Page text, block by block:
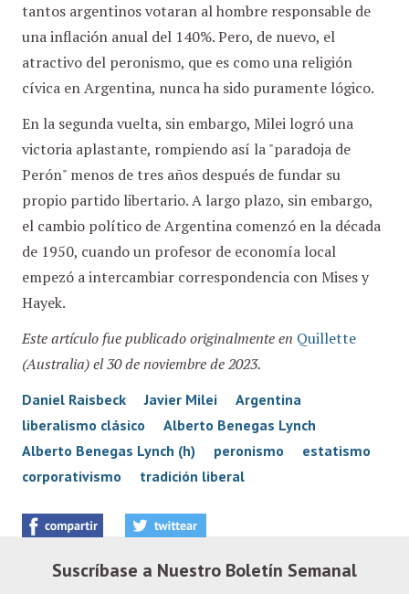
tantos argentinos votaran al hombre responsable de
una inflación anual del 140%. Pero, de nuevo, el
atractivo del peronismo, que es como una religión
cívica en Argentina, nunca ha sido puramente lógico.
En la segunda vuelta, sin embargo, Milei logró una
victoria aplastante, rompiendo así la "paradoja de
Perón" menos de tres años después de fundar su
propio partido libertario. A largo plazo, sin embargo,
el cambio político de Argentina comenzó en la década
de 1950, cuando un profesor de economía local
empezó a intercambiar correspondencia con Mises y
Hayek.
Este artículo fue publicado originalmente en Quillette
(Australia) el 30 de noviembre de 2023.
Daniel Raisbeck Javier Milei
Argentina
liberalismo clásico
Alberto Benegas Lynch
Alberto Benegas Lynch (h)
peronismo
estatismo
corporativismo
tradición liberal
Suscríbase a Nuestro Boletín Semanal